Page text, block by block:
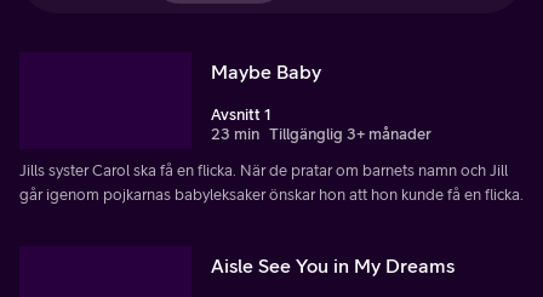
Maybe Baby
Avsnitt 1
23 min Tillgänglig 3+ månader
Jills syster Carol ska få en flicka. När de pratar om barnets namn och Jill
går igenom pojkarnas babyleksaker önskar hon att hon kunde få en flicka.
Aisle See You in My Dreams